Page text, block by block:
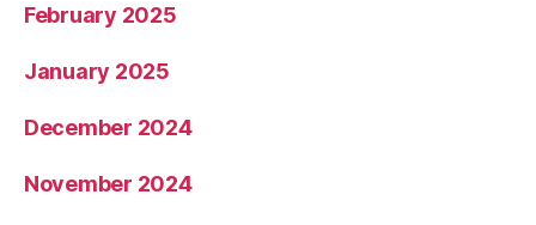
February 2025
January 2025
December 2024
November 2024